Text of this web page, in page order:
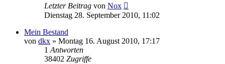
Letzter Beitrag von Nox
Dienstag 28. September 2010, 11:02
Mein Bestand
von dkx » Montag 16. August 2010, 17:17
1 Antworten
38402 Zugriffe